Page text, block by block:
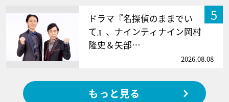
5
ドラマ『名探偵のままでい
て』、ナインティナイン岡村
隆史＆矢部…
2026.08.08
もっと見る